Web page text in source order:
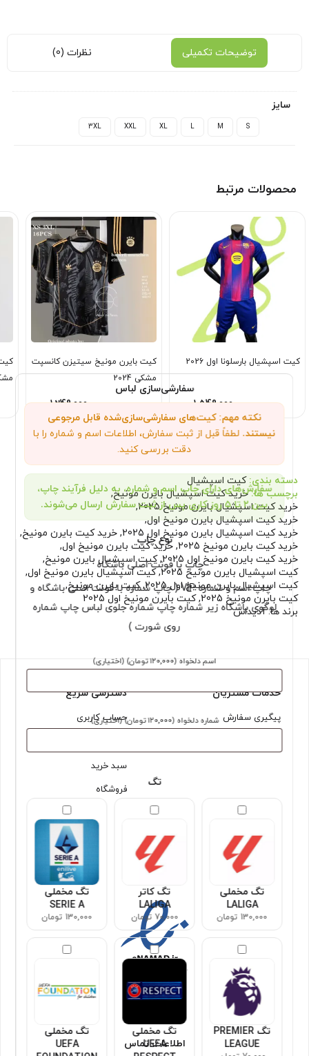
سفارشی‌سازی لباس
نکته مهم: کیت‌های سفارشی‌سازی‌شده قابل مرجوعی
نیستند. لطفاً قبل از ثبت سفارش، اطلاعات اسم و شماره را با
دقت بررسی کنید.
سفارش‌های دارای چاپ اسم و شماره، به دلیل فرآیند چاپ،
بین ۲ تا ۵ روز کاری پس از ثبت سفارش ارسال می‌شوند.
نوع چاپ
چاپ با فونت اصلی باشگاه
چاپ اسم و شماره VIP ( چاپ شماره با فونت اصلی باشگاه و
لوگوی باشگاه زیر شماره چاپ شماره جلوی لباس چاپ شماره
روی شورت )
اسم دلخواه (۱۲۰٬۰۰۰ تومان) (اختیاری)
شماره دلخواه (۱۲۰٬۰۰۰ تومان) (اختیاری)
تگ
تگ مخملی
LALIGA
130,000 تومان
تگ کاتر
LALIGA
70,000 تومان
تگ مخملی
SERIE A
130,000 تومان
تگ PREMIER
LEAGUE
تگ مخملی
UEFA
تگ مخملی
UEFA
توضیحات تکمیلی نظرات (0)
سایز
S
M
L
XL
XXL
3XL
محصولات مرتبط
کیت اسپشیال بارسلونا اول 2026
1,549,000 تومان
کیت بایرن مونیخ سیتیزن کانسپت
مشکی 2024
1,249,000 تومان
دسته بندی:کیت اسپشیال
برچسب ها:خرید کیت اسپشیال بایرن مونیخ,
خرید کیت اسپشیال بایرن مونیخ 2025
,
خرید کیت اسپشیال بایرن مونیخ اول,
خرید کیت اسپشیال بایرن مونیخ اول 2025
, خرید کیت بایرن مونیخ,
خرید کیت بایرن مونیخ 2025
, خرید کیت بایرن مونیخ اول,
خرید کیت بایرن مونیخ اول 2025
,کیت اسپشیال بایرن مونیخ,
کیت اسپشیال بایرن مونیخ 2025
,کیت اسپشیال بایرن مونیخ اول,
کیت اسپشیال بایرن مونیخ اول 2025
,کیت بایرن مونیخ,
کیت بایرن مونیخ 2025
,کیت بایرن مونیخ اول 2025
برند ها:آدیداس
خدمات مشتریان
پیگیری سفارش
دسترسی سریع
حساب کاربری
سبد خرید
فروشگاه
مجوزها
اطلاعات تماس